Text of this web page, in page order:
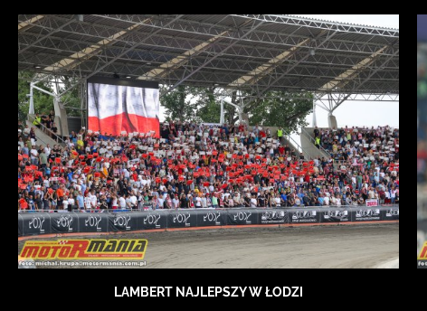
LAMBERT NAJLEPSZY W ŁODZI